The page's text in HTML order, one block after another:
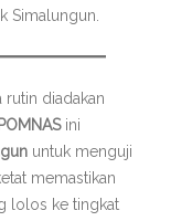
Simalungun.
diadakan
ini
untuk menguji
memastikan
lolos ke tingkat